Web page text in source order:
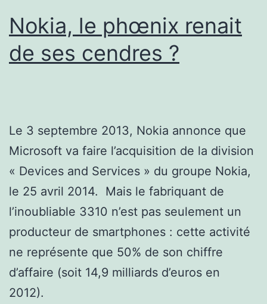
Nokia, le phœnix renait
de ses cendres ?
Le 3 septembre 2013, Nokia annonce que
Microsoft va faire l’acquisition de la division
« Devices and Services » du groupe Nokia,
le 25 avril 2014. Mais le fabriquant de
l’inoubliable 3310 n’est pas seulement un
producteur de smartphones : cette activité
ne représente que 50% de son chiffre
d’affaire (soit 14,9 milliards d’euros en
2012).